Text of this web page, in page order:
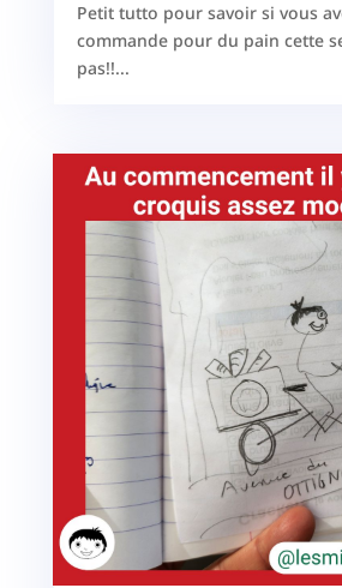
Petit tutto pour savoir si vous
commande pour du pain cette
pas!!...